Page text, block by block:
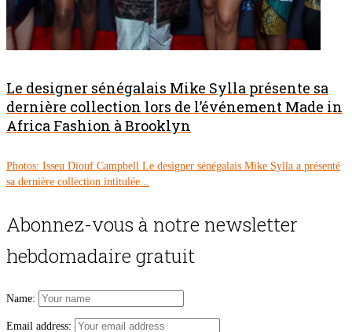
Le designer sénégalais Mike Sylla présente sa
dernière collection lors de l’événement Made in
Africa Fashion à Brooklyn
Photos: Isseu Diouf Campbell Le designer sénégalais Mike Sylla a présenté
sa dernière collection intitulée...
Abonnez-vous à notre newsletter
hebdomadaire gratuit
Name:
Email address: